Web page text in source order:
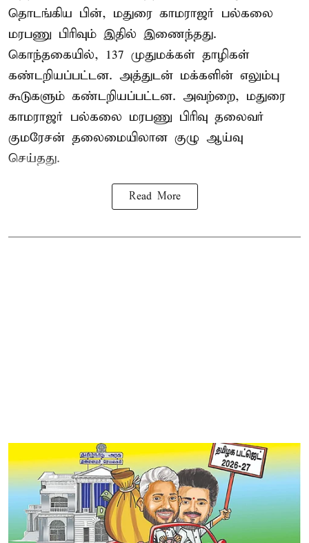
தொடங்கிய பின், மதுரை காமராஜர் பல்கலை
மரபணு பிரிவும் இதில் இணைந்தது.
கொந்தகையில், 137 முதுமக்கள் தாழிகள்
கண்டறியப்பட்டன. அத்துடன் மக்களின் எலும்பு
கூடுகளும் கண்டறியப்பட்டன. அவற்றை, மதுரை
காமராஜர் பல்கலை மரபணு பிரிவு தலைவர்
குமரேசன் தலைமையிலான குழு ஆய்வு
செய்தது.
Read More